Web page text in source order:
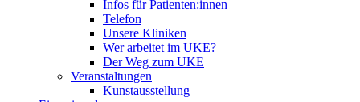
Infos für Patienten:innen
Telefon
Unsere Kliniken
Wer arbeitet im UKE?
Der Weg zum UKE
Veranstaltungen
Kunstausstellung